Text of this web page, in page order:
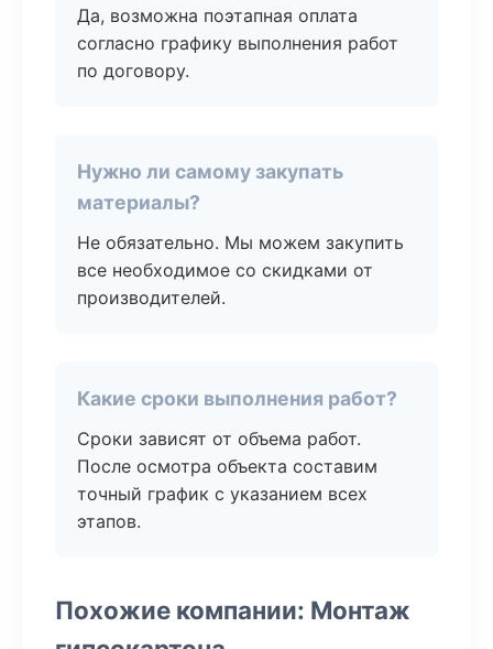
Да, возможна поэтапная оплата
согласно графику выполнения работ
по договору.
Нужно ли самому закупать
материалы?
Не обязательно. Мы можем закупить
все необходимое со скидками от
производителей.
Какие сроки выполнения работ?
Сроки зависят от объема работ.
После осмотра объекта составим
точный график с указанием всех
этапов.
Похожие компании: Монтаж